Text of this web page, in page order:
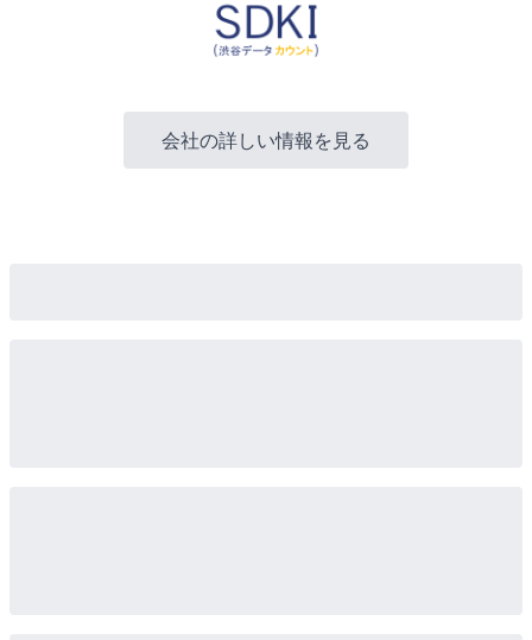
会社の詳しい情報を見る